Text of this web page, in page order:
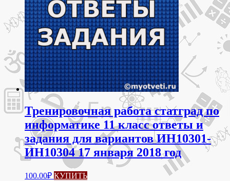
Тренировочная работа статград по
информатике 11 класс ответы и
задания для вариантов ИН10301-
ИН10304 17 января 2018 год
100.00₽ КУПИТЬ